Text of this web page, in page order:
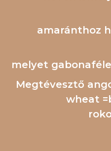
amaránthoz
melyet
Megtévesztő
wheat